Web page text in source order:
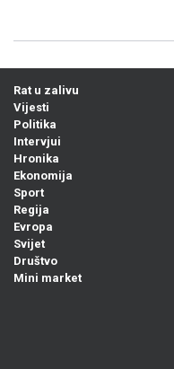
Rat u zalivu
Vijesti
Politika
Intervjui
Hronika
Ekonomija
Sport
Regija
Evropa
Svijet
Društvo
Mini market